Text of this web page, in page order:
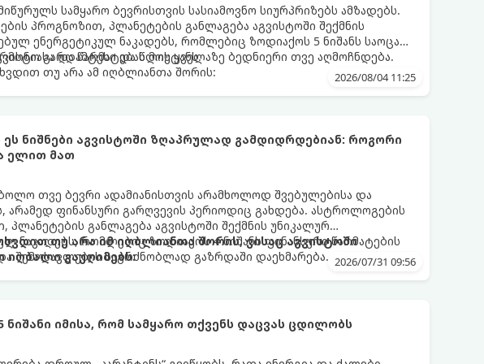
სამყარო ბევრისთვის სასიამოვნო სიურპრიზებს ამზადებს.
პროგნოზით, პლანეტების განლაგება აგვისტოში შექმნის
ენერგეტიკულ ნაკადებს, რომლებიც ზოდიაქოს 5 ნიშანს საოცარ
და წარმატებას მოუტანს.
გარდამტეხი და წლის ყველაზე ბედნიერი თვე აღმოჩნდება.
თუ არა ამ იღბლიანთა შორის:
2026/08/04 11:25
ნიშნები აგვისტოში ზღაპრულად გამდიდრდებიან: როგორი
ელით მათ
თვე ბევრი ადამიანისთვის არამხოლოდ შვებულებისა და
არამედ ფინანსური გარღვევის პერიოდიც გახდება. ასტროლოგების
პლანეტების განლაგება აგვისტოში შექმნის უნიკალურ
ნაკადებს, რომლებიც ზოდიაქოს 4 ნიშანს ფინანსური წარმატების
შემოსავლების საგრძნობლად გაზრდაში დაეხმარება.
თუ არა იმ იღბლიანთა შორის, ვისაც აგვისტოში
იღბალი გაუღიმებს:
2026/07/31 09:56
ნიშანი იმისა, რომ სამყარო თქვენს დაცვას ცდილობს